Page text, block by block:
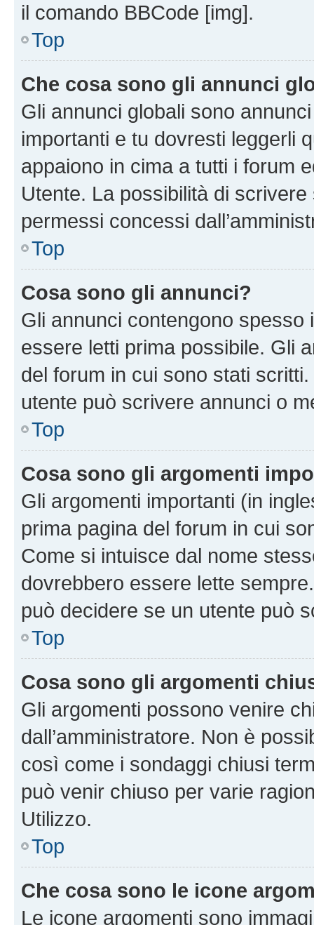
il comando BBCode [img].
Top
Che cosa sono gli annunci
Gli annunci globali sono
importanti e tu dovresti leggerli
appaiono in cima a tutti i forum
Utente. La possibilità di
permessi concessi
Top
Cosa sono gli annunci?
Gli annunci contengono
essere letti prima possibile. Gli
del forum in cui sono stati
utente può scrivere annunci o
Top
Cosa sono gli argomenti
Gli argomenti importanti (in
prima pagina del forum in cui
Come si intuisce dal nome
dovrebbero essere lette
può decidere se un utente può
Top
Cosa sono gli argomenti
Gli argomenti possono venire
dall’amministratore. Non è
così come i sondaggi chiusi
può venir chiuso per varie
Utilizzo.
Top
Che cosa sono le icone
Le icone argomenti sono